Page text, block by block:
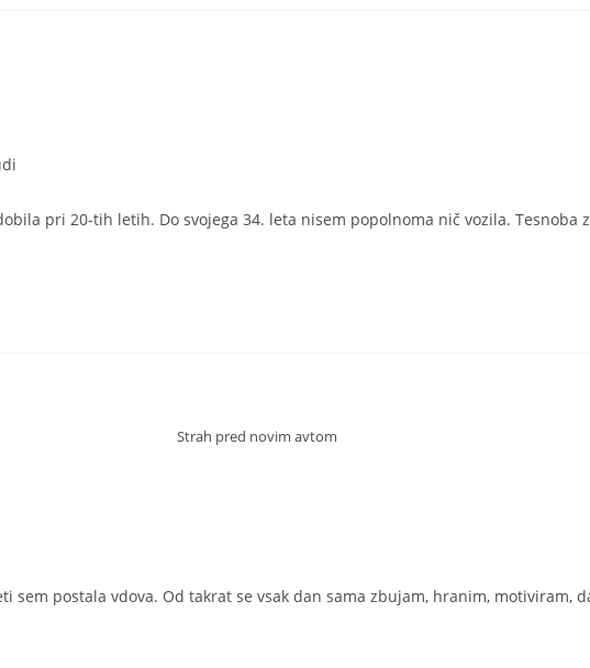
pri 20-tih letih. Do svojega 34. leta nisem popolnoma nič vozila. Tesnoba
Strah pred novim avtom
sem postala vdova. Od takrat se vsak dan sama zbujam, hranim, motiviram,